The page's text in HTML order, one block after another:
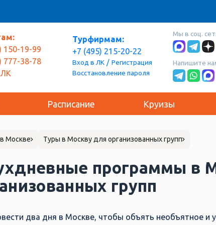
150-19-99
777-38-78
Турфирмам:
+7 (495) 215-20-22
Вход в ЛК / Регистрация
Восстановление пароля
Мы в соц.
Напишите
Расписание Круизы
Москве Туры в Москву для организованных групп
программы в
групп
два дня в Москве, чтобы объять необъятное и